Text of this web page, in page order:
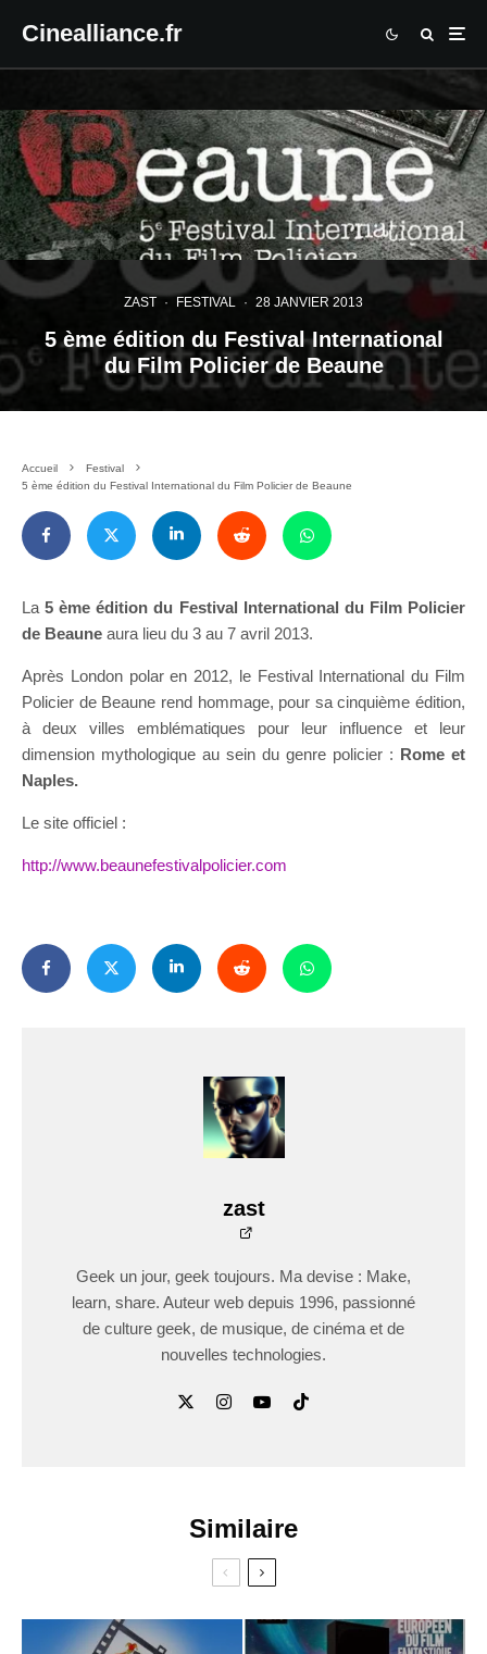
Cinealliance.fr
ZAST · FESTIVAL · 28 JANVIER 2013
5 ème édition du Festival International
du Film Policier de Beaune
Accueil
Festival
5 ème édition du Festival International du Film Policier de Beaune
La5 ème édition du Festival International du Film Policier
de Beaune aura lieu du 3 au 7 avril 2013.
Après London polar en 2012, le Festival International du Film
Policier de Beaune rend hommage, pour sa cinquième édition,
à deux villes emblématiques pour leur influence et leur
dimension mythologique au sein du genre policier : Rome et
Naples.
Le site officiel :
http://www.beaunefestivalpolicier.com
zast
Geek un jour, geek toujours. Ma devise : Make,
learn, share. Auteur web depuis 1996, passionné
de culture geek, de musique, de cinéma et de
nouvelles technologies.
Similaire